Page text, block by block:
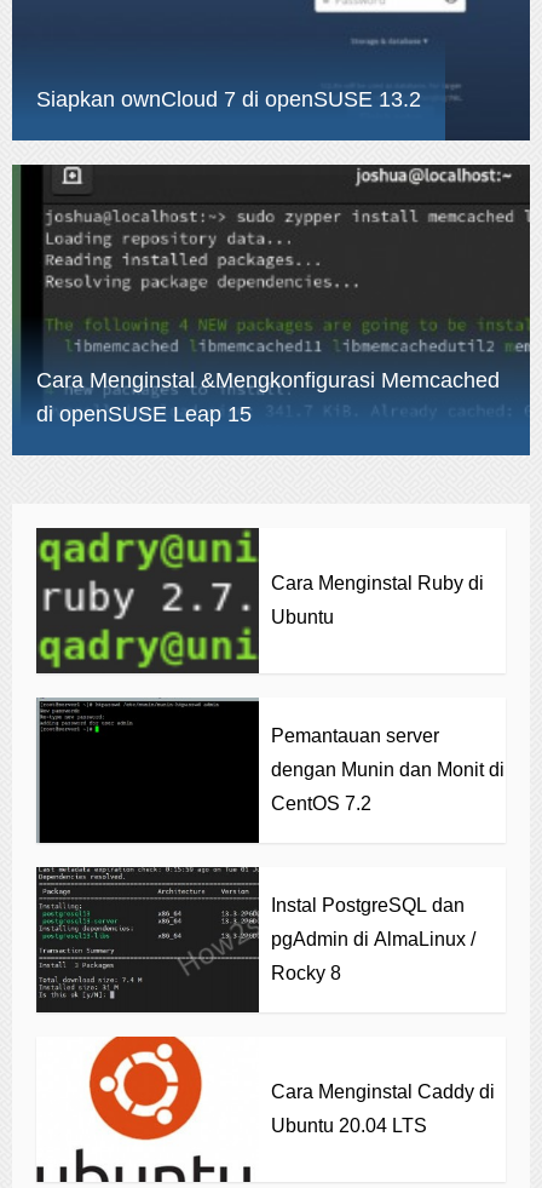
Siapkan ownCloud 7 di openSUSE 13.2
Cara Menginstal &Mengkonfigurasi Memcached
di openSUSE Leap 15
Cara Menginstal Ruby di
Ubuntu
Pemantauan server
dengan Munin dan Monit di
CentOS 7.2
Instal PostgreSQL dan
pgAdmin di AlmaLinux /
Rocky 8
Cara Menginstal Caddy di
Ubuntu 20.04 LTS